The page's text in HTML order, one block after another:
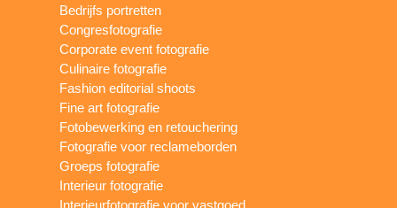
Bedrijfs portretten
Congresfotografie
Corporate event fotografie
Culinaire fotografie
Fashion editorial shoots
Fine art fotografie
Fotobewerking en retouchering
Fotografie voor reclameborden
Groeps fotografie
Interieur fotografie